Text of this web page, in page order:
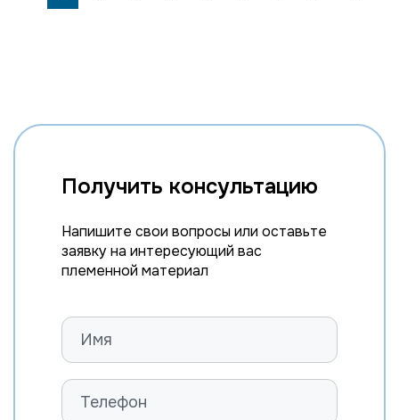
Получить консультацию
Напишите свои вопросы или оставьте
заявку на интересующий вас
племенной материал